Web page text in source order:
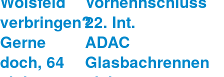
verbringen?
Gerne
doch, 64
22. Int.
ADAC
Glasbachrennen